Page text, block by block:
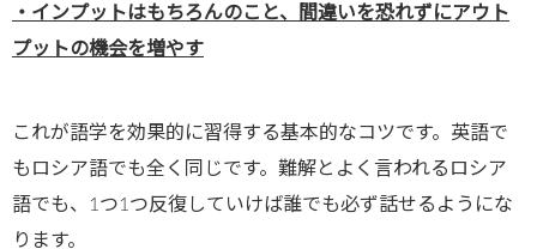
・インプットはもちろんのこと、間違いを恐れずにアウト
プットの機会を増やす
これが語学を効果的に習得する基本的なコツです。英語で
もロシア語でも全く同じです。難解とよく言われるロシア
語でも、1つ1つ反復していけば誰でも必ず話せるようにな
ります。